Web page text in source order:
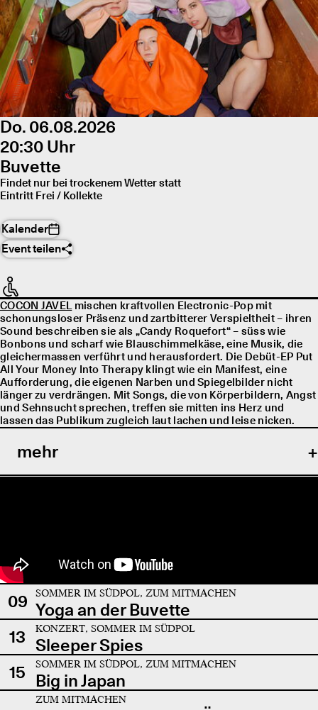
Do. 06.08.2026
20:30 Uhr
Buvette
Findet nur bei trockenem Wetter statt
Eintritt Frei / Kollekte
Kalender
Event teilen
COCON JAVELmischen kraftvollen Electronic-Pop mit
schonungsloser Präsenz und zartbitterer Verspieltheit – ihren
Sound beschreiben sie als „Candy Roquefort“ – süss wie
Bonbons und scharf wie Blauschimmelkäse, eine Musik, die
gleichermassen verführt und herausfordert. Die Debüt-EP Put
All Your Money Into Therapy klingt wie ein Manifest, eine
Aufforderung, die eigenen Narben und Spiegelbilder nicht
länger zu verdrängen. Mit Songs, die von Körperbildern, Angst
und Sehnsucht sprechen, treffen sie mitten ins Herz und
lassen das Publikum zugleich laut lachen und leise nicken.
mehr
09 SOMMER IM SÜDPOL, ZUM MITMACHEN
Yoga an der Buvette
13
KONZERT, SOMMER IM SÜDPOL
Sleeper Spies
15
SOMMER IM SÜDPOL, ZUM MITMACHEN
Big in Japan
ZUM MITMACHEN